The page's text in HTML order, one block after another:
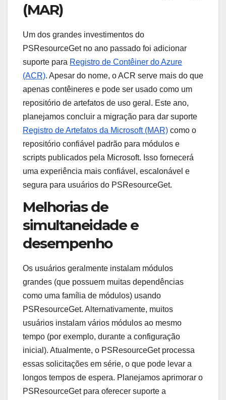
(MAR)
Um dos grandes investimentos do
PSResourceGet no ano passado foi adicionar
suporte para Registro de Contêiner do Azure
(ACR). Apesar do nome, o ACR serve mais do que
apenas contêineres e pode ser usado como um
repositório de artefatos de uso geral. Este ano,
planejamos concluir a migração para dar suporte
Registro de Artefatos da Microsoft (MAR) como o
repositório confiável padrão para módulos e
scripts publicados pela Microsoft. Isso fornecerá
uma experiência mais confiável, escalonável e
segura para usuários do PSResourceGet.
Melhorias de
simultaneidade e
desempenho
Os usuários geralmente instalam módulos
grandes (que possuem muitas dependências
como uma família de módulos) usando
PSResourceGet. Alternativamente, muitos
usuários instalam vários módulos ao mesmo
tempo (por exemplo, durante a configuração
inicial). Atualmente, o PSResourceGet processa
essas solicitações em série, o que pode levar a
longos tempos de espera. Planejamos aprimorar o
PSResourceGet para oferecer suporte a